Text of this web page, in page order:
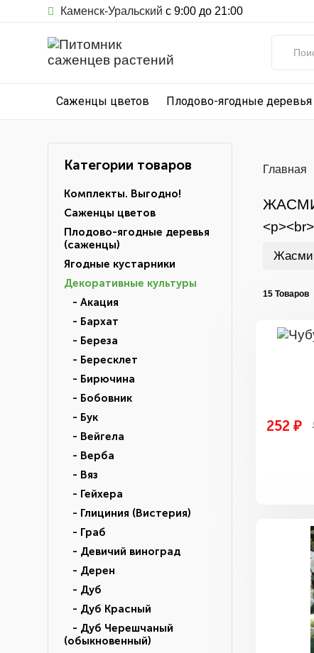
Каменск-Уральский с 9:00 до 21:00
Саженцы цветов Плодово-ягодные
Категории товаров
Комплекты. Выгодно!
Саженцы цветов
Плодово-ягодные деревья
(саженцы)
Ягодные кустарники
Декоративные культуры
- Акация
- Бархат
- Береза
- Бересклет
- Бирючина
- Бобовник
- Бук
- Вейгела
- Верба
- Вяз
- Гейхера
- Глициния (Вистерия)
- Граб
- Девичий виноград
- Дерен
- Дуб
- Дуб Красный
- Дуб Черешчаный
(обыкновенный)
Главная
15
252 ₽